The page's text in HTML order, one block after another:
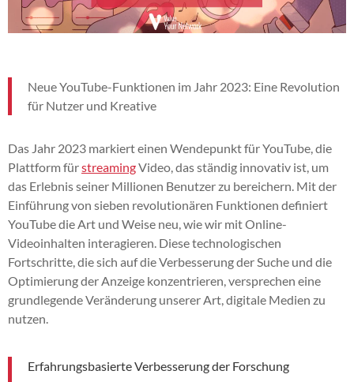
Neue YouTube-Funktionen im Jahr 2023: Eine Revolution
für Nutzer und Kreative
Das Jahr 2023 markiert einen Wendepunkt für YouTube, die
Plattform fürstreamingVideo, das ständig innovativ ist, um
das Erlebnis seiner Millionen Benutzer zu bereichern. Mit der
Einführung von sieben revolutionären Funktionen definiert
YouTube die Art und Weise neu, wie wir mit Online-
Videoinhalten interagieren. Diese technologischen
Fortschritte, die sich auf die Verbesserung der Suche und die
Optimierung der Anzeige konzentrieren, versprechen eine
grundlegende Veränderung unserer Art, digitale Medien zu
nutzen.
Erfahrungsbasierte Verbesserung der Forschung